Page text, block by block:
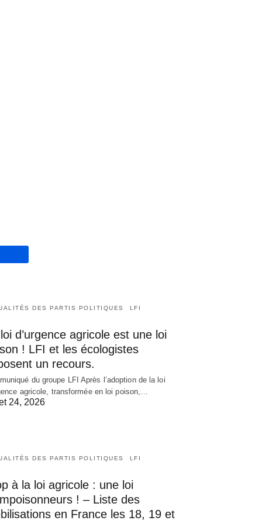
DES PARTIS POLITIQUES LFI
d’urgence agricole est une loi
! LFI et les écologistes
un recours.
du groupe LFI Après l’adoption de la loi
agricole, transformée en loi poison,…
24, 2026
DES PARTIS POLITIQUES LFI
à la loi agricole : une loi
! – Liste des
en France les 18, 19 et